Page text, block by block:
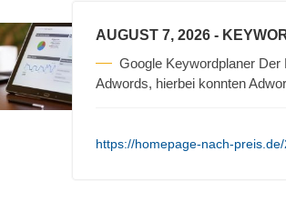
AUGUST 7, 2026 -
Google Keywordplaner
Adwords, hierbei konnten
https://homepage-nach-